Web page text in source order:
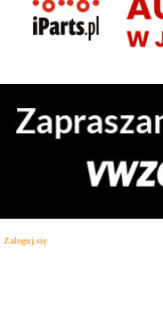
Zaloguj się